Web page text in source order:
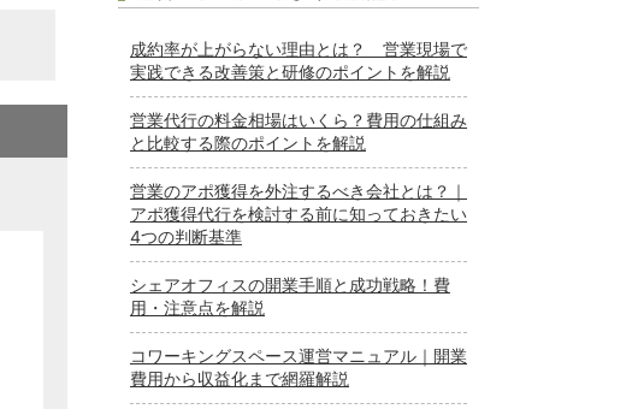
成約率が上がらない理由とは？ 営業現場で
実践できる改善策と研修のポイントを解説
営業代行の料金相場はいくら？費用の仕組み
と比較する際のポイントを解説
営業のアポ獲得を外注するべき会社とは？｜
アポ獲得代行を検討する前に知っておきたい
4つの判断基準
シェアオフィスの開業手順と成功戦略！費
用・注意点を解説
コワーキングスペース運営マニュアル｜開業
費用から収益化まで網羅解説